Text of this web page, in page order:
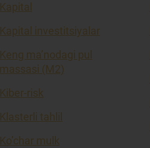
Kapital
Kapital investitsiyalar
Keng ma’nodagi pul
massasi (M2)
Kiber-risk
Klasterli tahlil
Ko’char mulk